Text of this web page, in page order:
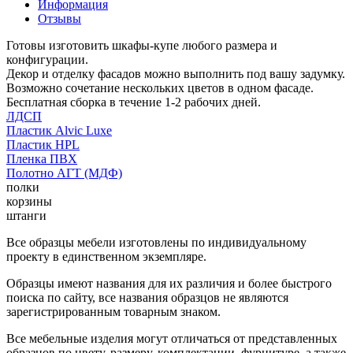
Информация
Отзывы
Готовы изготовить шкафы-купе любого размера и
конфигурации.
Декор и отделку фасадов можно выполнить под вашу задумку.
Возможно сочетание нескольких цветов в одном фасаде.
Бесплатная сборка в течение 1-2 рабочих дней.
ЛДСП
Пластик Alvic Luxe
Пластик HPL
Пленка ПВХ
Полотно АГТ (МДФ)
полки
корзины
штанги
Все образцы мебели изготовлены по индивидуальному
проекту в единственном экземпляре.
Образцы имеют названия для их различия и более быстрого
поиска по сайту, все названия образцов не являются
зарегистрированным товарным знаком.
Все мебельные изделия могут отличаться от представленных